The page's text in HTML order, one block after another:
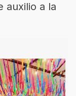
auxilio a la